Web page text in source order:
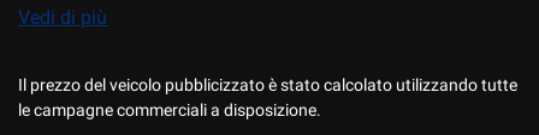
CONTATTARE IL NUMERO 02/55211180
Vedi di più
Il prezzo del veicolo pubblicizzato è stato calcolato utilizzando tutte
le campagne commerciali a disposizione.